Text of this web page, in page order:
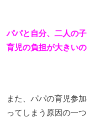
パパと自分、二人の
育児の負担が大きい
また、パパの育児参
ってしまう原因の一